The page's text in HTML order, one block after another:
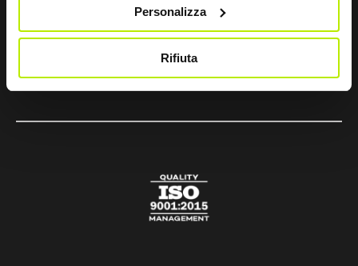
Personalizza
Rifiuta
amm.ne@pec.sirsafety.com
vendite@pec.sirsafety.com